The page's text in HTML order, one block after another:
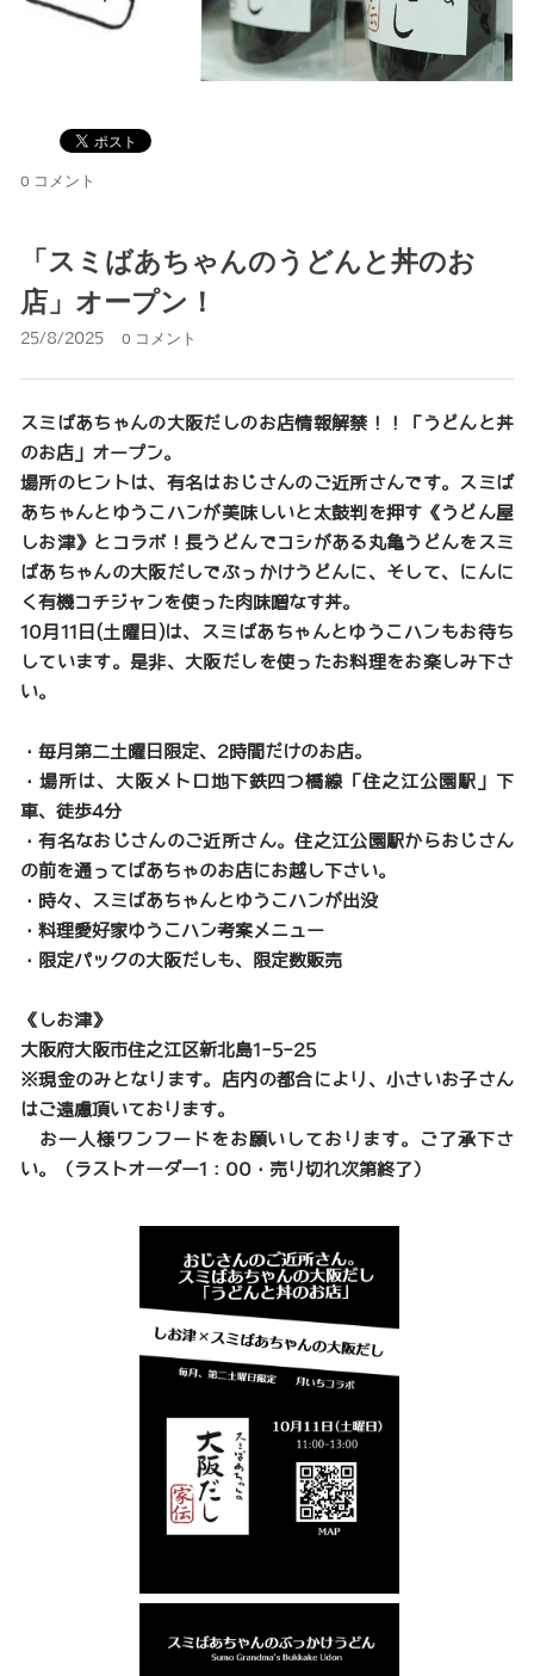
0 コメント
「スミばあちゃんのうどんと丼のお
店」オープン！
25/8/2025 0 コメント
スミばあちゃんの大阪だしのお店情報解禁！！「うどんと丼
のお店」オープン。
場所のヒントは、有名はおじさんのご近所さんです。スミば
あちゃんとゆうこハンが美味しいと太鼓判を押す《うどん屋
しお津》とコラボ！長うどんでコシがある丸亀うどんをスミ
ばあちゃんの大阪だしでぶっかけうどんに、そして、にんに
く有機コチジャンを使った肉味噌なす丼。
10月11日(土曜日)は、スミばあちゃんとゆうこハンもお待ち
しています。是非、大阪だしを使ったお料理をお楽しみ下さ
い。
・毎月第二土曜日限定、2時間だけのお店。
・場所は、大阪メトロ地下鉄四つ橋線「住之江公園駅」下
車、徒歩4分
・有名なおじさんのご近所さん。住之江公園駅からおじさん
の前を通ってばあちゃのお店にお越し下さい。
・時々、スミばあちゃんとゆうこハンが出没
・料理愛好家ゆうこハン考案メニュー
・限定パックの大阪だしも、限定数販売
《しお津》
大阪府大阪市住之江区新北島1-5-25
※現金のみとなります。店内の都合により、小さいお子さん
はご遠慮頂いております。
お一人様ワンフードをお願いしております。ご了承下さ
い。（ラストオーダー1：00・売り切れ次第終了）